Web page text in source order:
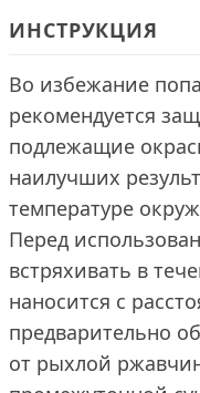
ИНСТРУКЦИЯ
Во избежание
рекомендуется
подлежащие
наилучших
температуре
Перед
встряхивать в
наносится с
предварительно
от рыхлой